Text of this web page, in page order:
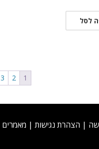
לסל
1
2
3
| הצהרת נגישות | מאמרים